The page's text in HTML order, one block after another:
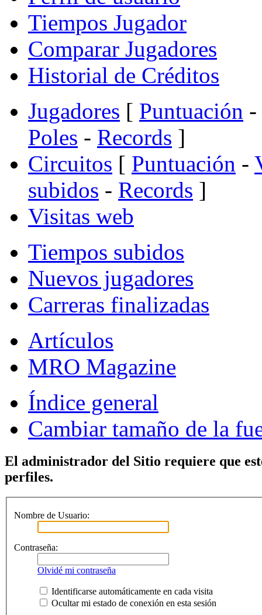
Tiempos Jugador
Comparar Jugadores
Historial de Créditos
Jugadores [ Puntuación -
Poles - Records ]
Circuitos [ Puntuación -
subidos - Records ]
Visitas web
Tiempos subidos
Nuevos jugadores
Carreras finalizadas
Artículos
MRO Magazine
Índice general
Cambiar tamaño de la
El administrador del Sitio requiere que
perfiles.
Nombre de Usuario:
Contraseña:
Olvidé mi contraseña
Identificarse automáticamente en cada visita
Ocultar mi estado de conexión en esta sesión